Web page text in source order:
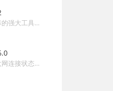
，功能强大，更新及时，帮
富，优化了我的工作流程。"
）
故障，推荐给朋友们。"
高效管理菜单栏图标的强大工具帮助您隐藏多余项目并快速访问菜单栏管理 Bartender 6 for Mac
菜单栏实时监控以太网连接状态与网络信息的实用工具 Ethernet Status for Mac